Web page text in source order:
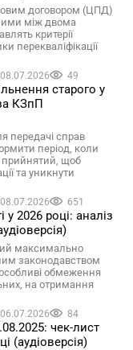
договором (ЦПД)
між двома
критерії
перекваліфікації
08.07.2026 49
старого у
КЗпП
передачі справ
період, коли
прийнятий, щоб
та уникнути
08.07.2026 651
у 2026 році: аналіз
максимально
законодавством
обмеження
на отримання
06.07.2026 84
чек-лист
(аудіоверсія)